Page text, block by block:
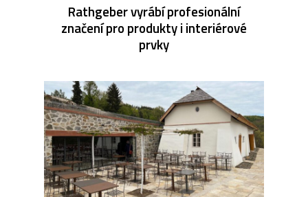
Rathgeber vyrábí profesionální
značení pro produkty i interiérové
prvky